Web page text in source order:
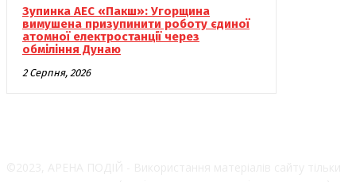
Зупинка АЕС «Пакш»: Угорщина
вимушена призупинити роботу єдиної
атомної електростанції через
обміління Дунаю
2 Серпня, 2026